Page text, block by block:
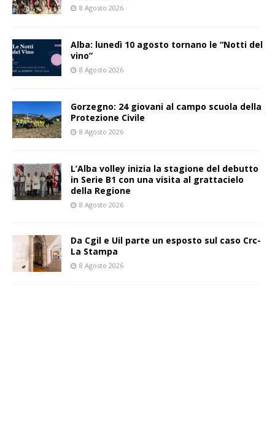
8 Agosto 2026
Alba: lunedì 10 agosto tornano le “Notti del
vino”
8 Agosto 2026
Gorzegno: 24 giovani al campo scuola della
Protezione Civile
8 Agosto 2026
L’Alba volley inizia la stagione del debutto
in Serie B1 con una visita al grattacielo
della Regione
8 Agosto 2026
Da Cgil e Uil parte un esposto sul caso Crc-
La Stampa
8 Agosto 2026